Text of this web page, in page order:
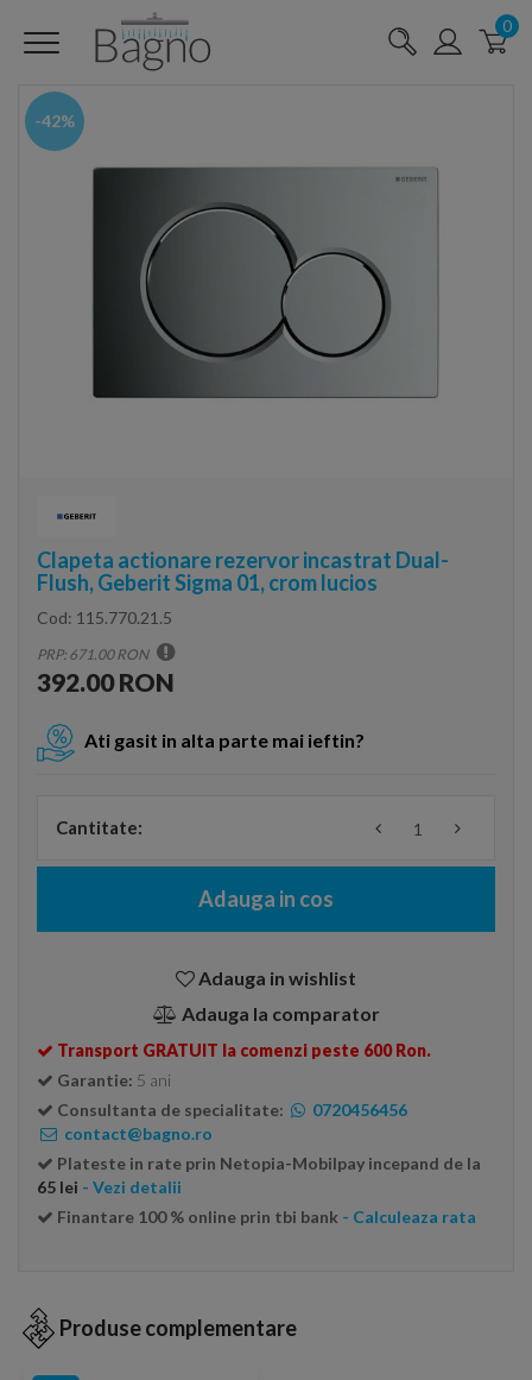
0
-42%
Clapeta actionare rezervor incastrat Dual-
Flush, Geberit Sigma 01, crom lucios
Cod: 115.770.21.5
PRP: 671.00 RON
392.00 RON
Ati gasit in alta parte mai ieftin?
Cantitate:
Adauga in cos
Adauga in wishlist
Adauga la comparator
Transport GRATUIT la comenzi peste 600 Ron.
Garantie: 5 ani
Consultanta de specialitate:
0720456456
contact@bagno.ro
Plateste in rate prin Netopia-Mobilpay incepand de la
65 lei - Vezi detalii
Finantare 100 % online prin tbi bank - Calculeaza rata
Produse complementare